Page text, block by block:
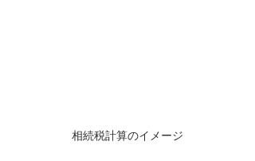
相続税計算のイメージ